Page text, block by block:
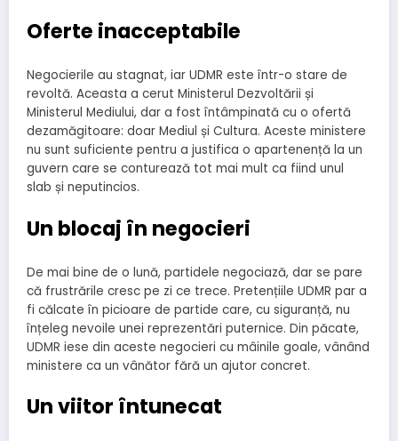
Oferte inacceptabile
Negocierile au stagnat, iar UDMR este într-o stare de
revoltă. Aceasta a cerut Ministerul Dezvoltării și
Ministerul Mediului, dar a fost întâmpinată cu o ofertă
dezamăgitoare: doar Mediul și Cultura. Aceste ministere
nu sunt suficiente pentru a justifica o apartenență la un
guvern care se conturează tot mai mult ca fiind unul
slab și neputincios.
Un blocaj în negocieri
De mai bine de o lună, partidele negociază, dar se pare
că frustrările cresc pe zi ce trece. Pretențiile UDMR par a
fi călcate în picioare de partide care, cu siguranță, nu
înțeleg nevoile unei reprezentări puternice. Din păcate,
UDMR iese din aceste negocieri cu mâinile goale, vânând
ministere ca un vânător fără un ajutor concret.
Un viitor întunecat